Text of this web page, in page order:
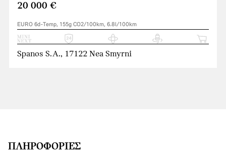
20 000 €
EURO 6d-Temp, 155g CO2/100km, 6.8l/100km
Spanos S.A., 17122 Nea Smyrni
ΠΛΗΡΟΦΟΡΊΕΣ